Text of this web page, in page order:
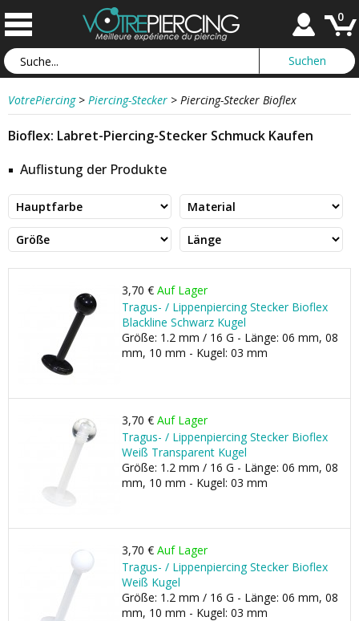
0
VotrePiercing > Piercing-Stecker > Piercing-Stecker Bioflex
Bioflex: Labret-Piercing-Stecker Schmuck Kaufen
Auflistung der Produkte
3,70 € Auf Lager
Tragus- / Lippenpiercing Stecker Bioflex
Blackline Schwarz Kugel
Größe: 1.2 mm / 16 G - Länge: 06 mm, 08
mm, 10 mm - Kugel: 03 mm
3,70 € Auf Lager
Tragus- / Lippenpiercing Stecker Bioflex
Weiß Transparent Kugel
Größe: 1.2 mm / 16 G - Länge: 06 mm, 08
mm, 10 mm - Kugel: 03 mm
3,70 € Auf Lager
Tragus- / Lippenpiercing Stecker Bioflex
Weiß Kugel
Größe: 1.2 mm / 16 G - Länge: 06 mm, 08
mm, 10 mm - Kugel: 03 mm